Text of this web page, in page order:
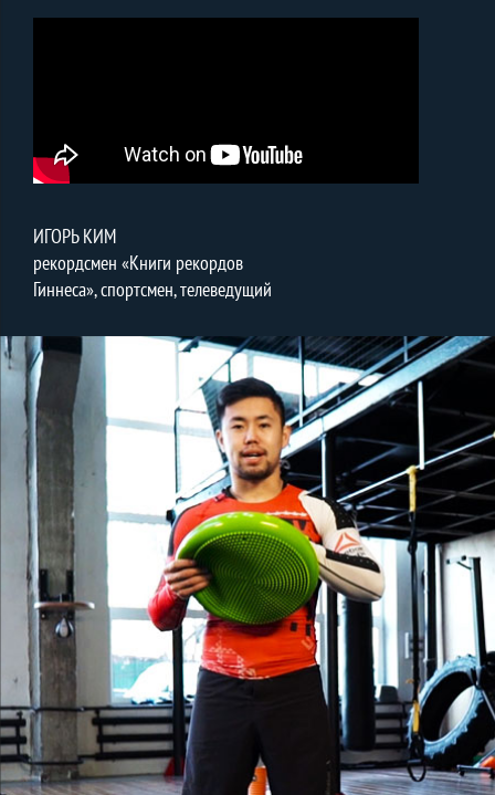
ИГОРЬ КИМ
рекордсмен «Книги рекордов
Гиннеса», спортсмен, телеведущий